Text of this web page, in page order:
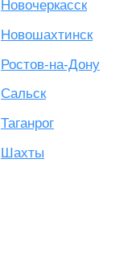
Новочеркасск
Новошахтинск
Ростов-на-Дону
Сальск
Таганрог
Шахты